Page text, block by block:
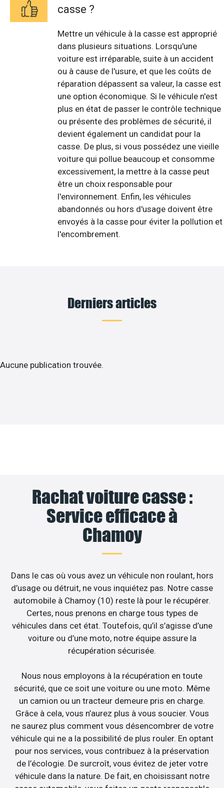
casse ?
Mettre un véhicule à la casse est approprié
dans plusieurs situations. Lorsqu'une
voiture est irréparable, suite à un accident
ou à cause de l'usure, et que les coûts de
réparation dépassent sa valeur, la casse est
une option économique. Si le véhicule n'est
plus en état de passer le contrôle technique
ou présente des problèmes de sécurité, il
devient également un candidat pour la
casse. De plus, si vous possédez une vieille
voiture qui pollue beaucoup et consomme
excessivement, la mettre à la casse peut
être un choix responsable pour
l'environnement. Enfin, les véhicules
abandonnés ou hors d'usage doivent être
envoyés à la casse pour éviter la pollution et
l'encombrement.
Derniers articles
Aucune publication trouvée.
Rachat voiture casse :
Service efficace à
Chamoy
Dans le cas où vous avez un véhicule non roulant, hors
d’usage ou détruit, ne vous inquiétez pas. Notre casse
automobile à Chamoy (10) reste là pour le récupérer.
Certes, nous prenons en charge tous types de
véhicules dans cet état. Toutefois, qu’il s’agisse d’une
voiture ou d’une moto, notre équipe assure la
récupération sécurisée.
Nous nous employons à la récupération en toute
sécurité, que ce soit une voiture ou une moto. Même
un camion ou un tracteur demeure pris en charge.
Grâce à cela, vous n’aurez plus à vous soucier. Vous
ne saurez plus comment vous désencombrer de votre
véhicule qui ne a la possibilité de plus rouler. En optant
pour nos services, vous contribuez à la préservation
de l’écologie. De surcroît, vous évitez de jeter votre
véhicule dans la nature. De fait, en choisissant notre